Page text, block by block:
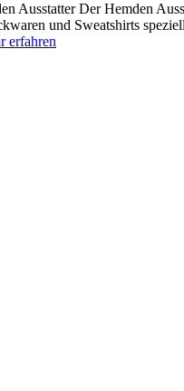
Ausstatter Der Hemden
und Sweatshirts
erfahren